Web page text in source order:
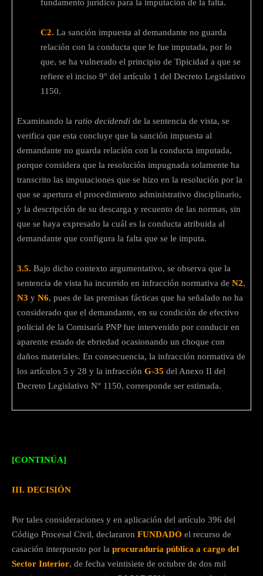
fundamento jurídico para la imputación de la falta.
C2. La sanción impuesta al demandante no guarda
relación con la conducta que le fue imputada, por lo
que, se ha vulnerado el principio de Tipicidad a que se
refiere el inciso 9° del artículo 1 del Decreto Legislativo
1150.
Examinando la ratio decidendi de la sentencia de vista, se
verifica que esta concluye que la sanción impuesta al
demandante no guarda relación con la conducta imputada,
porque considera que la resolución impugnada solamente ha
transcrito las imputaciones que se hizo en la resolución por la
que se apertura el procedimiento administrativo disciplinario,
y la descripción de su descarga y recuento de las normas, sin
que se haya expresado la cuál es la conducta atribuida al
demandante que configura la falta que se le imputa.
3.5. Bajo dicho contexto argumentativo, se observa que la
sentencia de vista ha incurrido en infracción normativa de N2,
N3 y N6, pues de las premisas fácticas que ha señalado no ha
considerado que el demandante, en su condición de efectivo
policial de la Comisaría PNP fue intervenido por conducir en
aparente estado de ebriedad ocasionando un choque con
daños materiales. En consecuencia, la infracción normativa de
los artículos 5 y 28 y la infracción G-35 del Anexo II del
Decreto Legislativo N° 1150, corresponde ser estimada.
[CONTINÚA]
III. DECISIÓN
Por tales consideraciones y en aplicación del artículo 396 del
Código Procesal Civil, declararon FUNDADO el recurso de
casación interpuesto por la procuraduría pública a cargo del
Sector Interior, de fecha veintisiete de octubre de dos mil